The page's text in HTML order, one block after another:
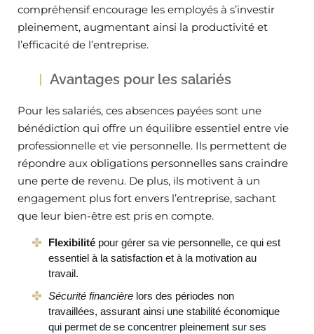
compréhensif encourage les employés à s’investir
pleinement, augmentant ainsi la productivité et
l’efficacité de l’entreprise.
Avantages pour les salariés
Pour les salariés, ces absences payées sont une
bénédiction qui offre un équilibre essentiel entre vie
professionnelle et vie personnelle. Ils permettent de
répondre aux obligations personnelles sans craindre
une perte de revenu. De plus, ils motivent à un
engagement plus fort envers l’entreprise, sachant
que leur bien-être est pris en compte.
Flexibilité pour gérer sa vie personnelle, ce qui est
essentiel à la satisfaction et à la motivation au
travail.
Sécurité financière lors des périodes non
travaillées, assurant ainsi une stabilité économique
qui permet de se concentrer pleinement sur ses